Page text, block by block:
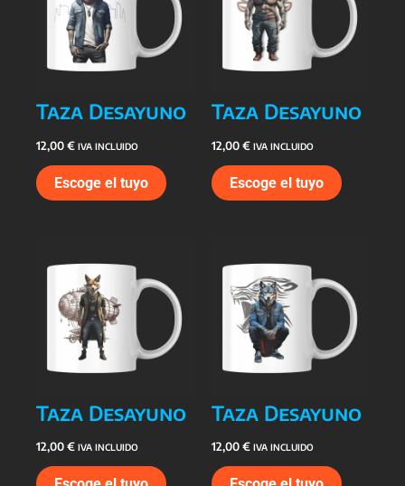
Taza Desayuno
12,00€ IVA INCLUIDO
Escoge el tuyo
Taza Desayuno
12,00€ IVA INCLUIDO
Escoge el tuyo
Taza Desayuno
12,00€ IVA INCLUIDO
Taza Desayuno
12,00€ IVA INCLUIDO